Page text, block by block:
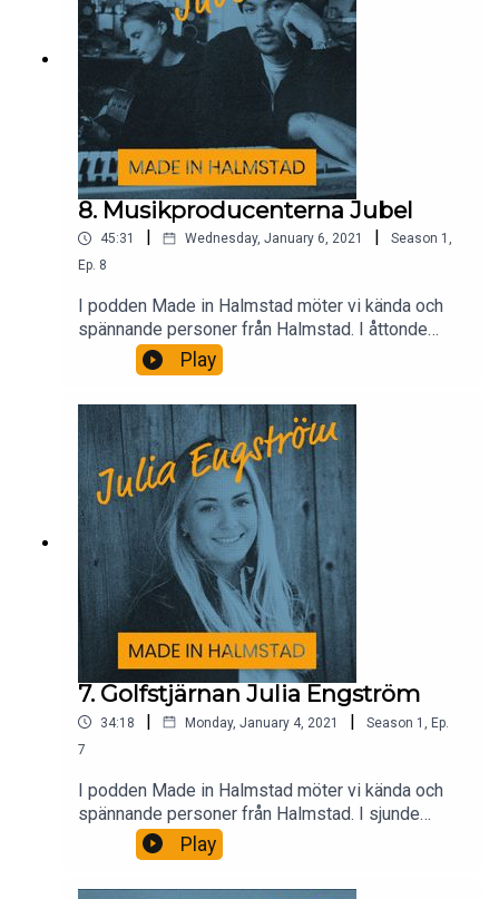
8. Musikproducenterna Jubel
45:31 Wednesday, January 6, 2021 Season 1 ,
Ep. 8
I podden Made in Halmstad möter vi kända och
spännande personer från Halmstad. I åttonde
avsnittet träffar vi musikproducenterna Jubel.
Play
7. Golfstjärnan Julia Engström
34:18 | Monday, January 4, 2021 | Season 1
Ep.
7
I podden Made in Halmstad möter vi kända och
spännande personer från Halmstad. I sjunde
avsnittet träffar vi golfstjärnan Julia Engström.
Play